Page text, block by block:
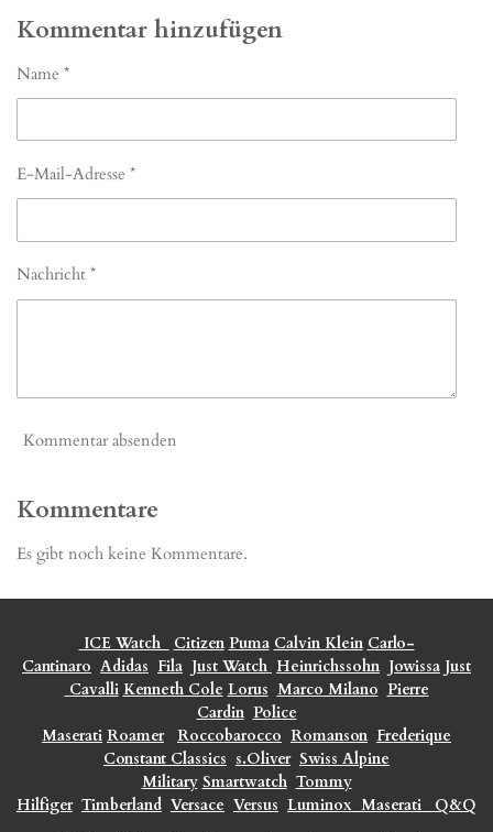
l
e
l
e
l
e
l
e
Kommentar hinzufügen
Name *
E-Mail-Adresse *
Nachricht *
Kommentar absenden
Kommentare
Es gibt noch keine Kommentare.
ICE Watch Citizen Puma Calvin Klein Carlo-
Cantinaro Adidas Fila Just Watch Heinrichssohn Jowissa Just
Cavalli Kenneth Cole Lorus Marco Milano Pierre
Cardin Police
Maserati Roamer Roccobarocco Romanson Frederique
Constant Classics s.Oliver Swiss Alpine
Military Smartwatch Tommy
Hilfiger Timberland Versace Versus Luminox Maserati
Q&Q